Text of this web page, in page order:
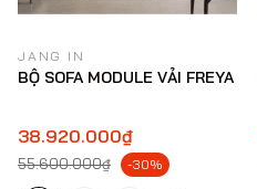
JANG IN
BỘ SOFA MODULE VẢI FREYA
38.920.000₫
55.600.000₫ -30%